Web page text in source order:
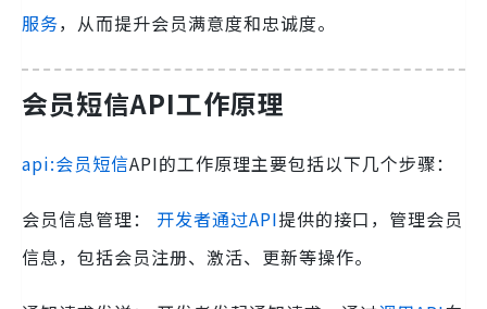
服务，从而提升会员满意度和忠诚度。
会员短信API工作原理
api:会员短信API的工作原理主要包括以下几个步骤：
会员信息管理： 开发者通过API提供的接口，管理会员
信息，包括会员注册、激活、更新等操作。